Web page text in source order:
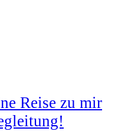
Reise zu mir